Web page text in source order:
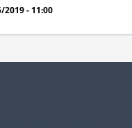
2019 - 11:00